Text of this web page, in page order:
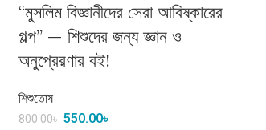
“মুসলিম বিজ্ঞানীদের সেরা আবিষ্কারের
গল্প” — শিশুদের জন্য জ্ঞান ও
অনুপ্রেরণার বই!
শিশুতোষ
800.00৳ 550.00৳